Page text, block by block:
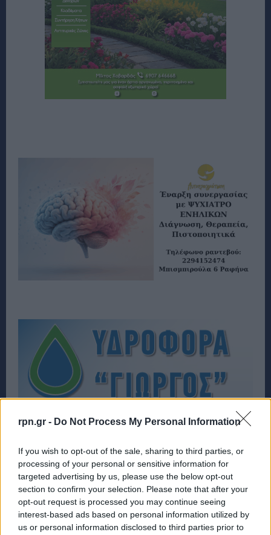
rpn.gr - Do Not Process My Personal Information
If you wish to opt-out of the sale, sharing to third parties, or
processing of your personal or sensitive information for
targeted advertising by us, please use the below opt-out
section to confirm your selection. Please note that after your
opt-out request is processed you may continue seeing
interest-based ads based on personal information utilized by
us or personal information disclosed to third parties prior to